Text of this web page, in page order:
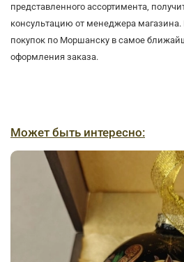
представленного ассортимента,
консультацию от менеджера магазина.
покупок по Моршанску в самое
оформления заказа.
Может быть интересно: